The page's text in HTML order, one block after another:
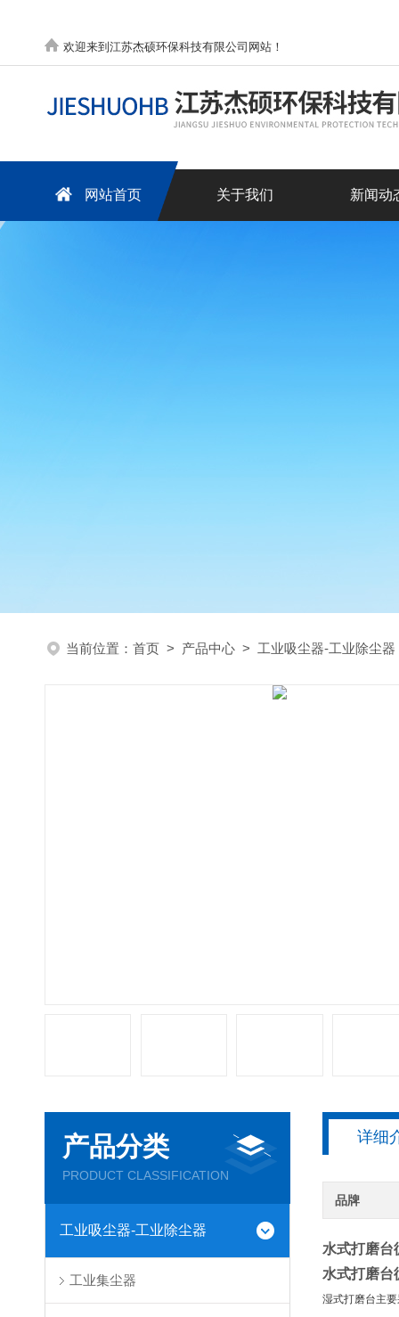
欢迎来到江苏杰硕环保科技有限公司网站！
网站首页 关于我们 新闻动
当前位置： 首页 > 产品中心 > 工业吸尘器-工业除尘器
产品分类
PRODUCT CLASSIFICATION
工业吸尘器-工业除尘器
工业集尘器
详细
品牌
水式打磨台
水式打磨台
湿式打磨台主